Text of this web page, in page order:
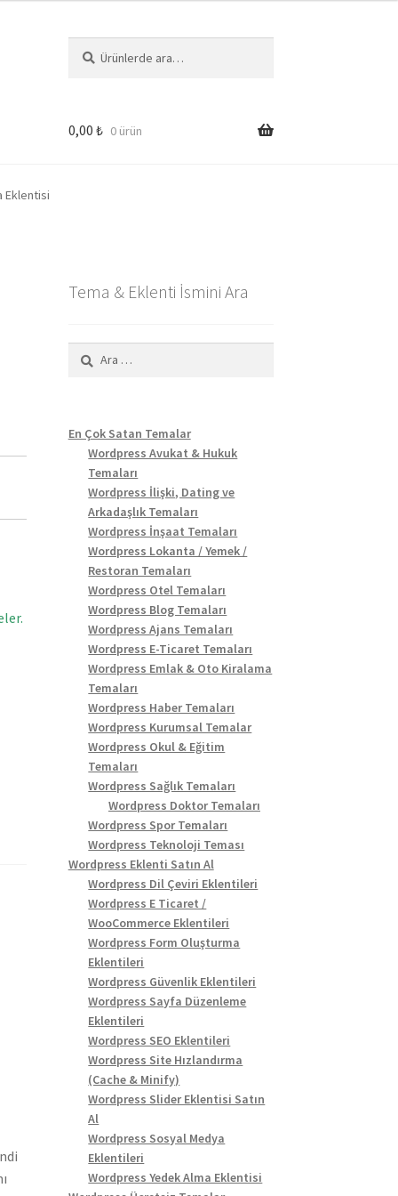
0,00 ₺ 0 ürün
Eklentisi
Tema & Eklenti İsmini Ara
Arama:
En Çok Satan Temalar
Wordpress Avukat & Hukuk
Temaları
Wordpress İlişki, Dating ve
Arkadaşlık Temaları
Wordpress İnşaat Temaları
Wordpress Lokanta / Yemek /
Restoran Temaları
Wordpress Otel Temaları
Wordpress Blog Temaları
Wordpress Ajans Temaları
Wordpress E-Ticaret Temaları
Wordpress Emlak & Oto Kiralama
Temaları
Wordpress Haber Temaları
Wordpress Kurumsal Temalar
Wordpress Okul & Eğitim
Temaları
Wordpress Sağlık Temaları
Wordpress Doktor Temaları
Wordpress Spor Temaları
Wordpress Teknoloji Teması
Wordpress Eklenti Satın Al
Wordpress Dil Çeviri Eklentileri
Wordpress E Ticaret /
WooCommerce Eklentileri
Wordpress Form Oluşturma
Eklentileri
Wordpress Güvenlik Eklentileri
Wordpress Sayfa Düzenleme
Eklentileri
Wordpress SEO Eklentileri
Wordpress Site Hızlandırma
(Cache & Minify)
Wordpress Slider Eklentisi Satın
Al
Wordpress Sosyal Medya
Eklentileri
Wordpress Yedek Alma Eklentisi